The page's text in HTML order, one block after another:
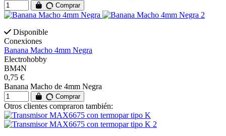
Comprar
Disponible
Conexiones
Banana Macho 4mm Negra
Electrohobby
BM4N
0,75 €
Banana Macho de 4mm Negra
Comprar
Otros clientes compraron también: